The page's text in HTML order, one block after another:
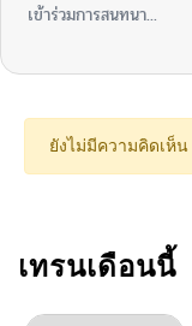
เข้าร่วมการสนทนา...
ยังไม่มีความคิดเห็น
เทรนเดือนนี้